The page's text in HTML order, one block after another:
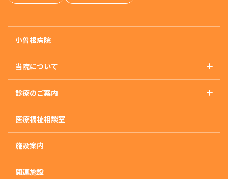
小曽根病院
当院について
基本理念
概要・沿革・施設基準
診療のご案内
診療のご案内トップ
精神科
入院治療について
医療福祉相談室
施設案内
関連施設